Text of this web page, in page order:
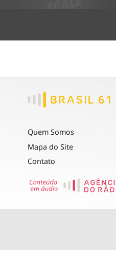
Quem Somos
Mapa do Site
Contato